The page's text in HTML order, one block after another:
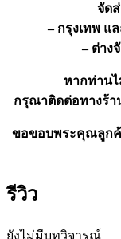
จัด
– กรุงเทพ แ
– ต่าง
หากท่าน
กรุณาติดต่อทางร้า
ขอขอบพระคุณลูกค้
รีวิว
ยังไม่มีบทวิจารณ์